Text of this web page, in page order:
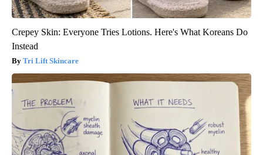
Crepey Skin: Everyone Tries Lotions. Here's What Koreans Do
Instead
Tri Lift Skincare